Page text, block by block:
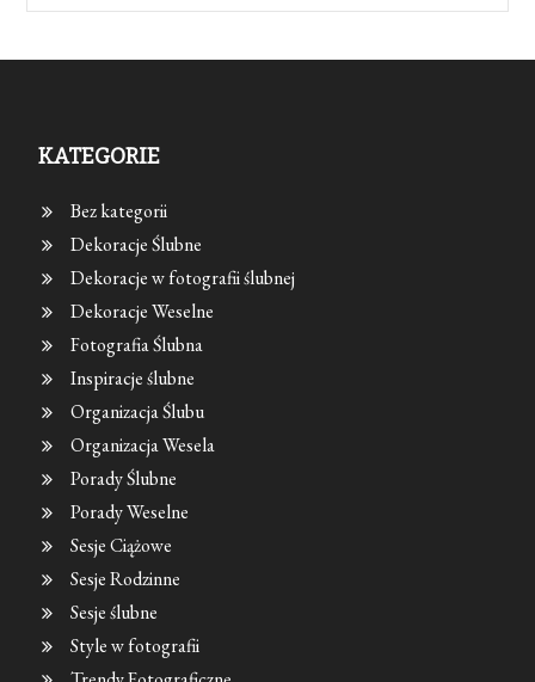
KATEGORIE
Bez kategorii
Dekoracje Ślubne
Dekoracje w fotografii ślubnej
Dekoracje Weselne
Fotografia Ślubna
Inspiracje ślubne
Organizacja Ślubu
Organizacja Wesela
Porady Ślubne
Porady Weselne
Sesje Ciążowe
Sesje Rodzinne
Sesje ślubne
Style w fotografii